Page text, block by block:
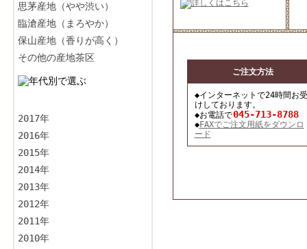
思茅産地（やや渋い）
臨滄産地（まろやか）
保山産地（香りが高く）
その他の産地茶区
2017年
2016年
2015年
2014年
2013年
2012年
2011年
2010年
ご注文方法
◆インターネットで24時間お受
けしております。
◆お電話で045-713-8788
◆FAXでご注文用紙をダウンロ
ード